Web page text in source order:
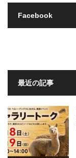
Facebook
最近の記事